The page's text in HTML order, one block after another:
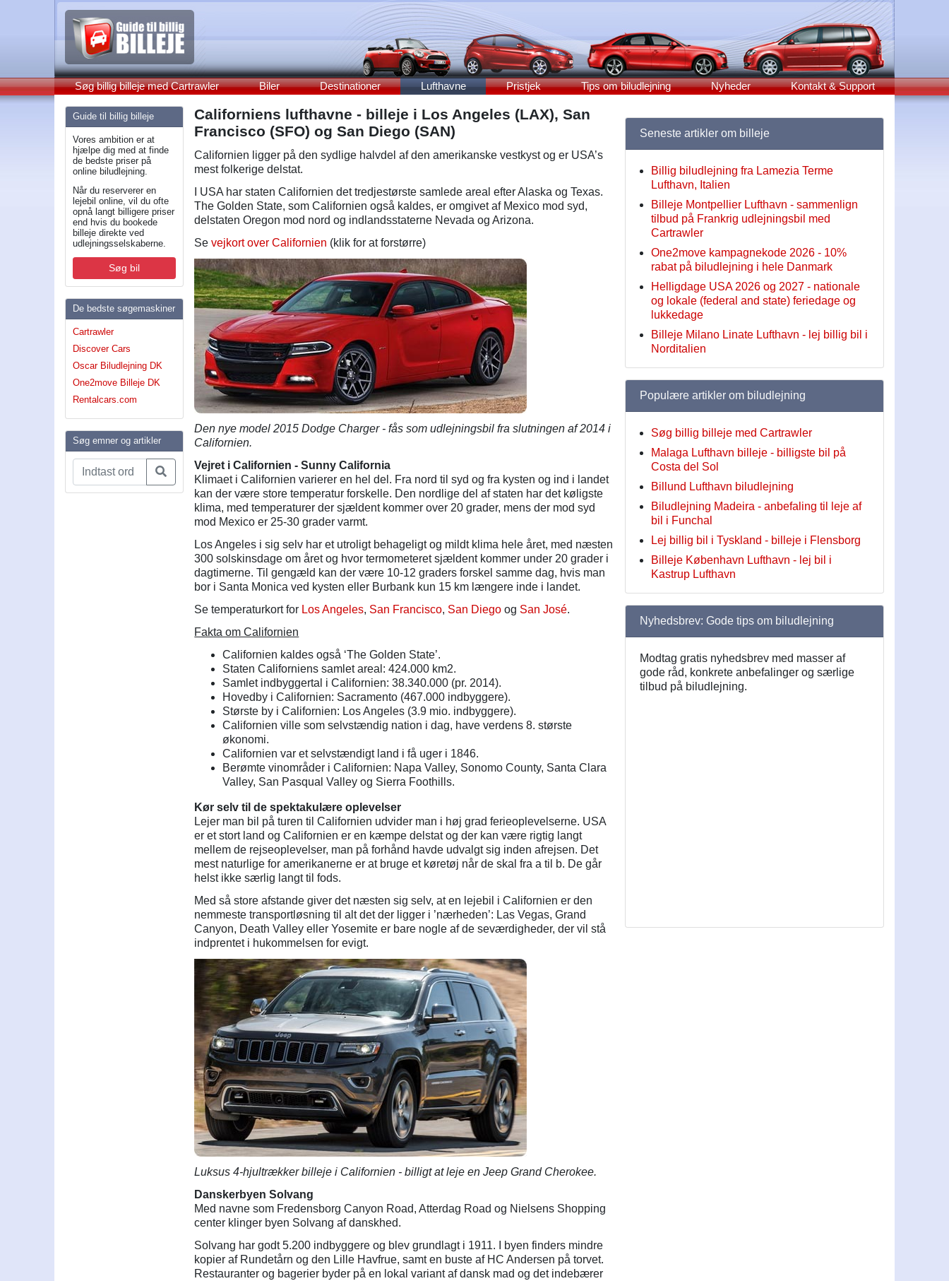
Søg billig billeje med Cartrawler Biler Destinationer Lufthavne Pristjek Tips om biludlejning Nyheder Kontakt & Support
Guide til billig billeje
Vores ambition er at
hjælpe dig med at finde
de bedste priser på
online biludlejning.
Når du reserverer en
lejebil online, vil du ofte
opnå langt billigere priser
end hvis du bookede
billeje direkte ved
udlejningsselskaberne.
Søg bil
De bedste søgemaskiner
Cartrawler
Discover Cars
Oscar Biludlejning DK
One2move Billeje DK
Rentalcars.com
Søg emner og artikler
Californiens lufthavne - billeje i Los Angeles (LAX), San
Francisco (SFO) og San Diego (SAN)
Californien ligger på den sydlige halvdel af den amerikanske vestkyst og er USA’s
mest folkerige delstat.
I USA har staten Californien det tredjestørste samlede areal efter Alaska og Texas.
The Golden State, som Californien også kaldes, er omgivet af Mexico mod syd,
delstaten Oregon mod nord og indlandsstaterne Nevada og Arizona.
Sevejkort over Californien (klik for at forstørre)
Den nye model 2015 Dodge Charger - fås som udlejningsbil fra slutningen af 2014 i
Californien.
Vejret i Californien - Sunny California
Klimaet i Californien varierer en hel del. Fra nord til syd og fra kysten og ind i landet
kan der være store temperatur forskelle. Den nordlige del af staten har det køligste
klima, med temperaturer der sjældent kommer over 20 grader, mens der mod syd
mod Mexico er 25-30 grader varmt.
Los Angeles i sig selv har et utroligt behageligt og mildt klima hele året, med næsten
300 solskinsdage om året og hvor termometeret sjældent kommer under 20 grader i
dagtimerne. Til gengæld kan der være 10-12 graders forskel samme dag, hvis man
bor i Santa Monica ved kysten eller Burbank kun 15 km længere inde i landet.
Se temperaturkort for Los Angeles, San Francisco, San Diego og San José.
Fakta om Californien
Californien kaldes også ‘The Golden State’.
Staten Californiens samlet areal: 424.000 km2.
Samlet indbyggertal i Californien: 38.340.000 (pr. 2014).
Hovedby i Californien: Sacramento (467.000 indbyggere).
Største by i Californien: Los Angeles (3.9 mio. indbyggere).
Californien ville som selvstændig nation i dag, have verdens 8. største
økonomi.
Californien var et selvstændigt land i få uger i 1846.
Berømte vinområder i Californien: Napa Valley, Sonomo County, Santa Clara
Valley, San Pasqual Valley og Sierra Foothills.
Kør selv til de spektakulære oplevelser
Lejer man bil på turen til Californien udvider man i høj grad ferieoplevelserne. USA
er et stort land og Californien er en kæmpe delstat og der kan være rigtig langt
mellem de rejseoplevelser, man på forhånd havde udvalgt sig inden afrejsen. Det
mest naturlige for amerikanerne er at bruge et køretøj når de skal fra a til b. De går
helst ikke særlig langt til fods.
Med så store afstande giver det næsten sig selv, at en lejebil i Californien er den
nemmeste transportløsning til alt det der ligger i ’nærheden’: Las Vegas, Grand
Canyon, Death Valley eller Yosemite er bare nogle af de seværdigheder, der vil stå
indprentet i hukommelsen for evigt.
Luksus 4-hjultrækker billeje i Californien - billigt at leje en Jeep Grand Cherokee.
Danskerbyen Solvang
Med navne som Fredensborg Canyon Road, Atterdag Road og Nielsens Shopping
center klinger byen Solvang af danskhed.
Solvang har godt 5.200 indbyggere og blev grundlagt i 1911. I byen finders mindre
kopier af Rundetårn og den Lille Havfrue, samt en buste af HC Andersen på torvet.
Restauranter og bagerier byder på en lokal variant af dansk mad og det indebærer
Seneste artikler om billeje
Billig biludlejning fra Lamezia Terme
Lufthavn, Italien
Billeje Montpellier Lufthavn - sammenlign
tilbud på Frankrig udlejningsbil med
Cartrawler
One2move kampagnekode 2026 - 10%
rabat på biludlejning i hele Danmark
Helligdage USA 2026 og 2027 - nationale
og lokale (federal and state) feriedage og
lukkedage
Billeje Milano Linate Lufthavn - lej billig bil i
Norditalien
Populære artikler om biludlejning
Søg billig billeje med Cartrawler
Malaga Lufthavn billeje - billigste bil på
Costa del Sol
Billund Lufthavn biludlejning
Biludlejning Madeira - anbefaling til leje af
bil i Funchal
Lej billig bil i Tyskland - billeje i Flensborg
Billeje København Lufthavn - lej bil i
Kastrup Lufthavn
Nyhedsbrev: Gode tips om biludlejning
Modtag gratis nyhedsbrev med masser af
gode råd, konkrete anbefalinger og særlige
tilbud på biludlejning.